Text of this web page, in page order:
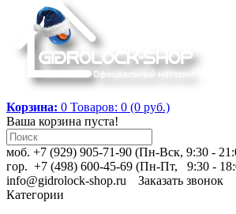
Корзина: 0 Товаров: 0 (0 руб.)
Ваша корзина пуста!
моб. +7 (929) 905-71-90 (Пн-Вск, 9:30 -
гор. +7 (498) 600-45-69 (Пн-Пт, 9:30 -
info@gidrolock-shop.ru
Заказать звонок
Категории